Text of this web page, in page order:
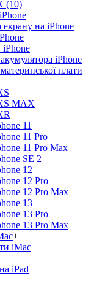
(10)
екрану на iPhone
iPhone
iPhone
плати
MAX
11
11 Pro
11 Pro Max
SE 2
12
12 Pro
12 Pro Max
13
13 Pro
13 Pro Max
+
iMac
iPad